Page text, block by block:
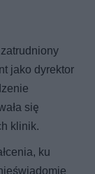
jako dyrektor
się
klinik.
ku